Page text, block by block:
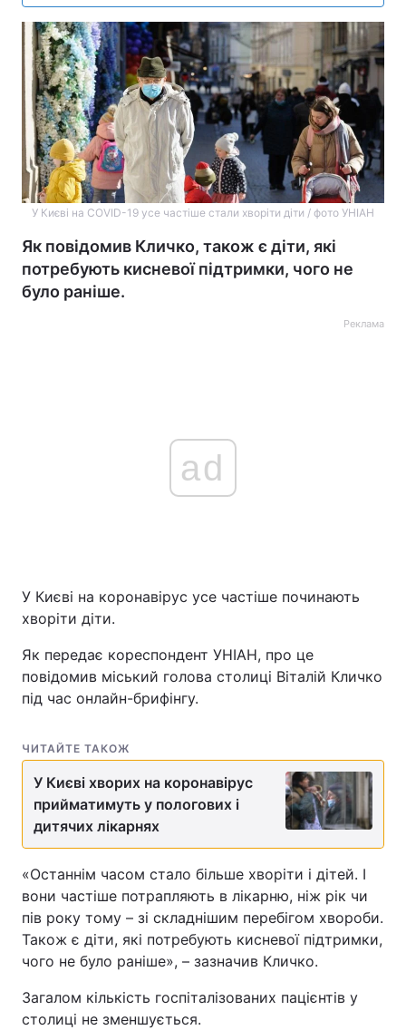
У Києві на COVID-19 усе частіше стали хворіти діти / фото УНІАН
Як повідомив Кличко, також є діти, які
потребують кисневої підтримки, чого не
було раніше.
Реклама
ad
У Києві на коронавірус усе частіше починають
хворіти діти.
Як передає кореспондент УНІАН, про це
повідомив міський голова столиці Віталій Кличко
під час онлайн-брифінгу.
ЧИТАЙТЕ ТАКОЖ
У Києві хворих на коронавірус
прийматимуть у пологових і
дитячих лікарнях
«Останнім часом стало більше хворіти і дітей. І
вони частіше потрапляють в лікарню, ніж рік чи
пів року тому – зі складнішим перебігом хвороби.
Також є діти, які потребують кисневої підтримки,
чого не було раніше», – зазначив Кличко.
Загалом кількість госпіталізованих пацієнтів у
столиці не зменшується.